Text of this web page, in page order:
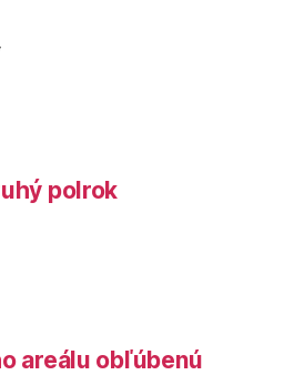
polrok
areálu obľúbenú